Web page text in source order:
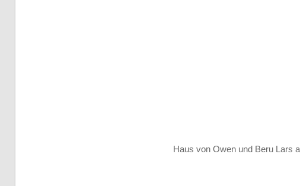
Haus von Owen und Beru Lars